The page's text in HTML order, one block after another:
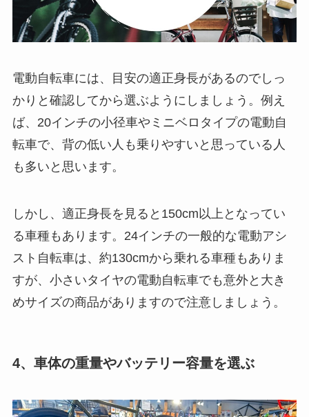
電動自転車には、目安の適正身長があるのでしっ
かりと確認してから選ぶようにしましょう。例え
ば、20インチの小径車やミニベロタイプの電動自
転車で、背の低い人も乗りやすいと思っている人
も多いと思います。
しかし、適正身長を見ると150cm以上となってい
る車種もあります。24インチの一般的な電動アシ
スト自転車は、約130cmから乗れる車種もありま
すが、小さいタイヤの電動自転車でも意外と大き
めサイズの商品がありますので注意しましょう。
4、車体の重量やバッテリー容量を選ぶ